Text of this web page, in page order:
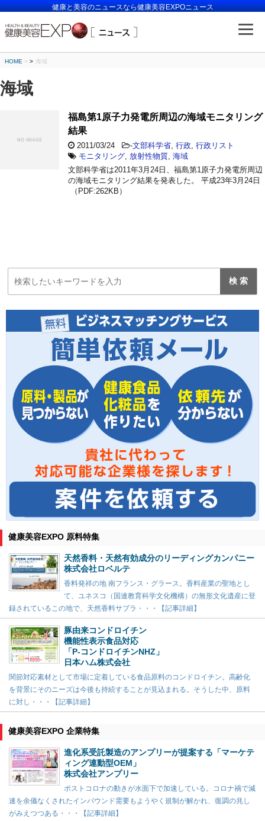
健康と美容のニュースなら健康美容EXPOニュース
HOME > 海域
海域
福島第1原子力発電所周辺の海域モニタリング
結果
2011/03/24 -文部科学省 行政 行政リスト
モニタリング 放射性物質 海域
文部科学省は2011年3月24日、福島第1原子力発電所周辺
の海域モニタリング結果を発表した。 平成23年3月24日
（PDF:262KB）
健康美容EXPO 原料特集
天然香料・天然有効成分のリーディングカンパニー
株式会社ロベルテ
香料発祥の地 南フランス・グラース。香料産業の聖地とし
て、ユネスコ（国連教育科学文化機構）の無形文化遺産に登
録されているこの地で、天然香料サプラ・・・【記事詳細】
豚由来コンドロイチン
機能性表示食品対応
「P-コンドロイチンNHZ」
日本ハム株式会社
関節対応素材として市場に定着している食品原料のコンドロイチン。高齢化
を背景にそのニーズは今後も持続することが見込まれる。そうした中、原料
に対し・・・【記事詳細】
健康美容EXPO 企業特集
進化系受託製造のアンプリーが提案する「マーケテ
ィング連動型OEM」
株式会社アンプリー
ポストコロナの動きが水面下で加速している。コロナ禍で減
速を余儀なくされたインバウンド需要もようやく規制が解かれ、復調の兆し
がみえつつある・・・【記事詳細】